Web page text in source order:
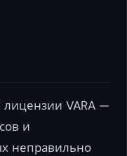
VARA —
и
неправильно